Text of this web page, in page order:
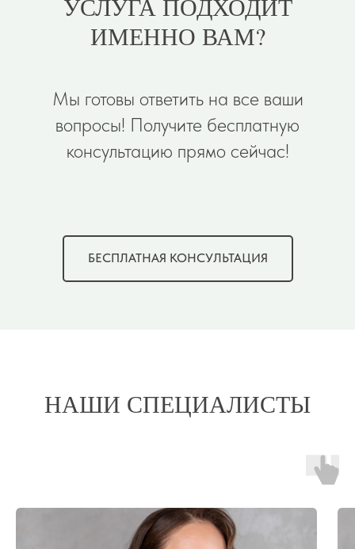
ИМЕННО ВАМ?
Мы готовы ответить на все ваши
вопросы! Получите бесплатную
консультацию прямо сейчас!
БЕСПЛАТНАЯ КОНСУЛЬТАЦИЯ
НАШИ СПЕЦИАЛИСТЫ